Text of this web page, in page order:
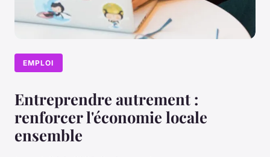
EMPLOI
Entreprendre autrement :
renforcer l'économie locale
ensemble